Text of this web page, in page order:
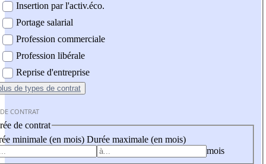
Insertion par l'activ.éco.
Portage salarial
Profession commerciale
Profession libérale
Reprise d'entreprise
de types de contrat
CONTRAT
de contrat
minimale (en mois) Durée maximale (en mois)
mois